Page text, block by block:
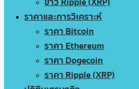
ราคาและการวิเคราะห์
ราคา Bitcoin
ราคา Ethereum
ราคา Dogecoin
ราคา Ripple (XRP)